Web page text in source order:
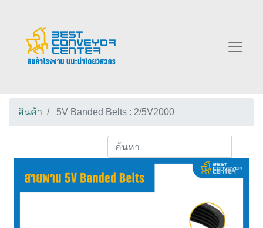
สินค้า 5V Banded Belts : 2/5V2000